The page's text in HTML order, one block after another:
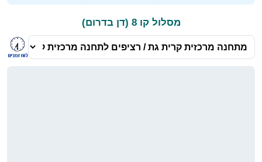
מסלול קו 8 (דן בדרום)